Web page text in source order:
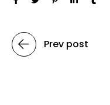
Prev post